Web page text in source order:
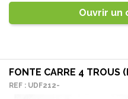
Ouvrir un
FONTE CARRE 4 TROUS
REF : UDF212-